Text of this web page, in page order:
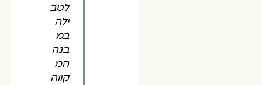
לטב
ילה
במ
בנה
המ
קווה